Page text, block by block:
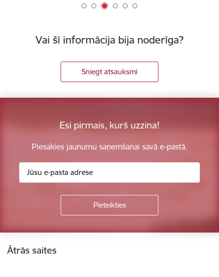
Vai šī informācija bija noderīga?
Sniegt atsauksmi
Esi pirmais, kurš uzzina!
Piesakies jaunumu saņemšanai savā e-pastā.
Ātrās saites